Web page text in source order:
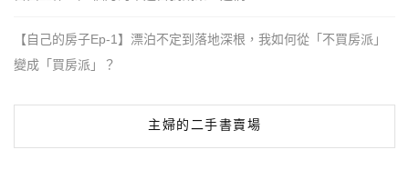
【自己的房子Ep-1】漂泊不定到落地深根，我如何從「不買房派」
變成「買房派」？
主婦的二手書賣場